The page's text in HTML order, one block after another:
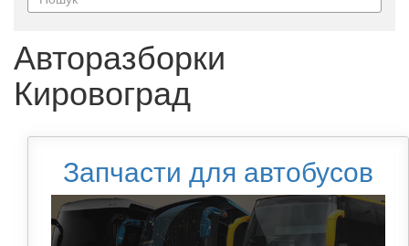
Авторазборки
Кировоград
Запчасти для автобусов